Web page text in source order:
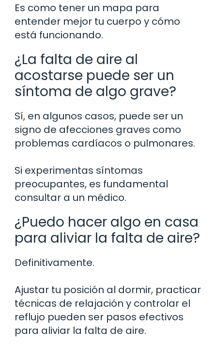
Es como tener un mapa para
entender mejor tu cuerpo y cómo
está funcionando.
¿La falta de aire al
acostarse puede ser un
síntoma de algo grave?
Sí, en algunos casos, puede ser un
signo de afecciones graves como
problemas cardíacos o pulmonares.
Si experimentas síntomas
preocupantes, es fundamental
consultar a un médico.
¿Puedo hacer algo en casa
para aliviar la falta de aire?
Definitivamente.
Ajustar tu posición al dormir, practicar
técnicas de relajación y controlar el
reflujo pueden ser pasos efectivos
para aliviar la falta de aire.